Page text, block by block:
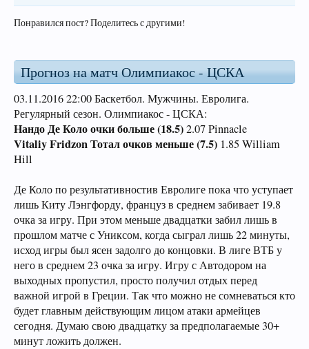
Понравился пост? Поделитесь с другими!
Прогноз на матч Олимпиакос - ЦСКА
03.11.2016 22:00 Баскетбол. Мужчины. Евролига.
Регулярный сезон. Олимпиакос - ЦСКА:
Нандо Де Коло очки больше (18.5)2.07 Pinnacle
Vitaliy Fridzon Тотал очков меньше (7.5) 1.85 William
Hill
Де Коло по результативностив Евролиге пока что уступает
лишь Киту Лэнгфорду, француз в среднем забивает 19.8
очка за игру. При этом меньше двадцатки забил лишь в
прошлом матче с Униксом, когда сыграл лишь 22 минуты,
исход игры был ясен задолго до концовки. В лиге ВТБ у
него в среднем 23 очка за игру. Игру с Автодором на
выходных пропустил, просто получил отдых перед
важной игрой в Греции. Так что можно не сомневаться кто
будет главным действующим лицом атаки армейцев
сегодня. Думаю свою двадцатку за предполагаемые 30+
минут ложить должен.